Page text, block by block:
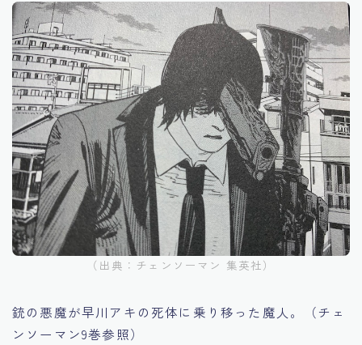
（出典：チェンソーマン 集英社）
銃の悪魔が早川アキの死体に乗り移った魔人。（チェ
ンソーマン9巻参照）